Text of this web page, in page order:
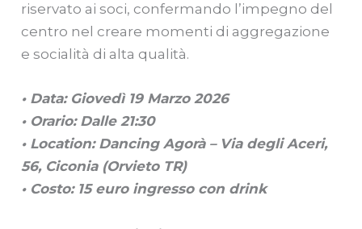
riservato ai soci, confermando l’impegno del
centro nel creare momenti di aggregazione
e socialità di alta qualità.
• Data: Giovedì 19 Marzo 2026
• Orario: Dalle 21:30
• Location: Dancing Agorà – Via degli Aceri,
56, Ciconia (Orvieto TR)
• Costo: 15 euro ingresso con drink